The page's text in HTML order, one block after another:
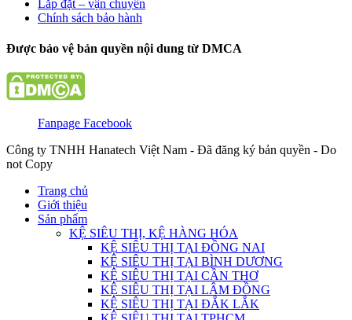
Lắp đặt – vận chuyển
Chính sách bảo hành
Được bảo vệ bản quyền nội dung từ DMCA
Fanpage Facebook
Công ty TNHH Hanatech Việt Nam - Đã đăng ký bản quyền - Do
not Copy
Trang chủ
Giới thiệu
Sản phẩm
KỆ SIÊU THỊ, KỆ HÀNG HÓA
KỆ SIÊU THỊ TẠI ĐỒNG NAI
KỆ SIÊU THỊ TẠI BÌNH DƯƠNG
KỆ SIÊU THỊ TẠI CẦN THƠ
KỆ SIÊU THỊ TẠI LÂM ĐỒNG
KỆ SIÊU THỊ TẠI ĐẮK LẮK